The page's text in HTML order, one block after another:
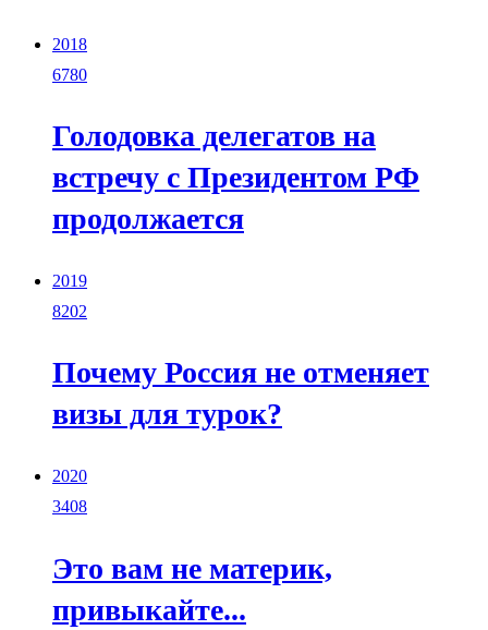
2018
6780
Голодовка делегатов на
встречу с Президентом РФ
продолжается
2019
8202
Почему Россия не отменяет
визы для турок?
2020
3408
Это вам не материк,
привыкайте...